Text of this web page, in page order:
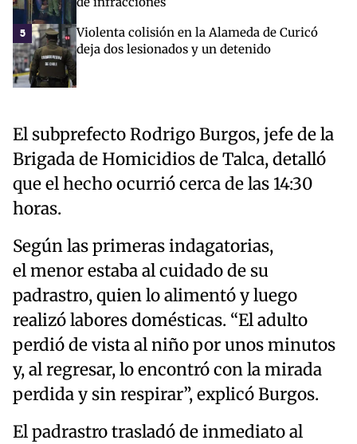
5
Violenta colisión en la Alameda de Curicó
deja dos lesionados y un detenido
El subprefecto Rodrigo Burgos, jefe de la
Brigada de Homicidios de Talca, detalló
que el hecho ocurrió cerca de las 14:30
horas.
Según las primeras indagatorias,
el menor estaba al cuidado de su
padrastro, quien lo alimentó y luego
realizó labores domésticas. “El adulto
perdió de vista al niño por unos minutos
y, al regresar, lo encontró con la mirada
perdida y sin respirar”, explicó Burgos.
El padrastro trasladó de inmediato al